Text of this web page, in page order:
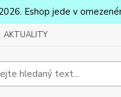
Eshop jede v
AKTUALITY